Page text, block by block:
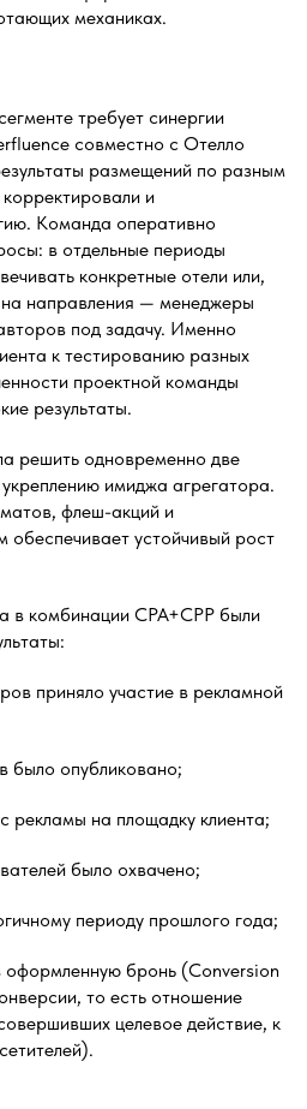
механиках.
требует синергии
совместно с Отелло
размещений по разным
и
Команда оперативно
в отдельные периоды
конкретные отели или,
на направления — менеджеры
под задачу. Именно
к тестированию разных
проектной команды
результаты.
решить одновременно две
имиджа агрегатора.
флеш-акций и
устойчивый рост
в комбинации CPA+CPP были
приняло участие в рекламной
было опубликовано;
рекламы на площадку клиента;
было охвачено;
периоду прошлого года;
оформленную бронь (Conversion
то есть отношение
целевое действие, к